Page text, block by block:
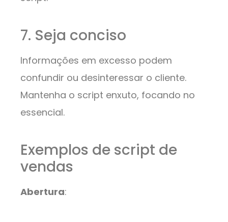
7. Seja conciso
Informações em excesso podem
confundir ou desinteressar o cliente.
Mantenha o script enxuto, focando no
essencial.
Exemplos de script de
vendas
Abertura: